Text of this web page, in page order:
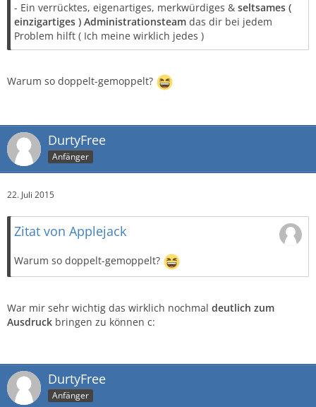
- Ein verrücktes, eigenartiges, merkwürdiges & seltsames (
einzigartiges ) Administrationsteam das dir bei jedem
Problem hilft ( Ich meine wirklich jedes )
Warum so doppelt-gemoppelt?
DurtyFree
Anfänger
22. Juli 2015
Zitat von Applejack
Warum so doppelt-gemoppelt?
War mir sehr wichtig das wirklich nochmal deutlich zum
Ausdruck bringen zu können c:
DurtyFree
Anfänger